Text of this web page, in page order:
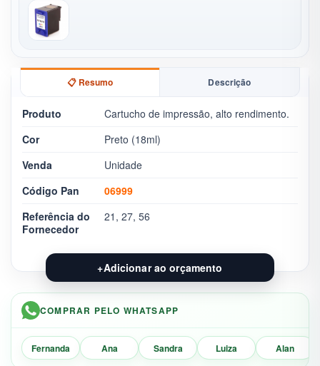
📋 Resumo Descrição
Produto
Cartucho de impressão, alto rendimento.
Cor
Preto (18ml)
Venda
Unidade
Código Pan
06999
Referência do
Fornecedor
21, 27, 56
+Adicionar ao orçamento
COMPRAR PELO WHATSAPP
Fernanda Ana Sandra Luiza Alan